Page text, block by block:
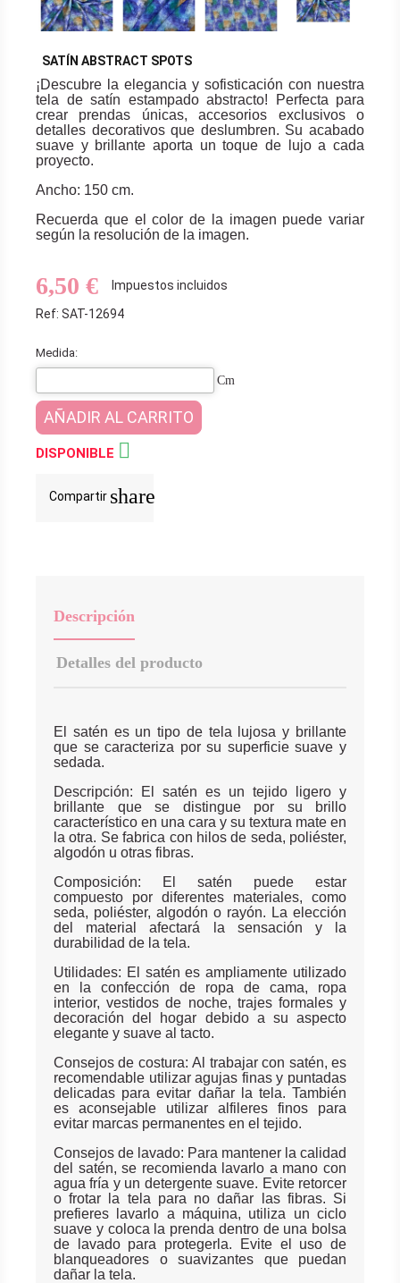
SATÍN ABSTRACT SPOTS
¡Descubre la elegancia y sofisticación con nuestra
tela de satín estampado abstracto! Perfecta para
crear prendas únicas, accesorios exclusivos o
detalles decorativos que deslumbren. Su acabado
suave y brillante aporta un toque de lujo a cada
proyecto.
Ancho: 150 cm.
Recuerda que el color de la imagen puede variar
según la resolución de la imagen.
6,50 €
Impuestos incluidos
Ref: SAT-12694
Medida:
Cm
AÑADIR AL CARRITO
DISPONIBLE 
Compartir share
Descripción
Detalles del producto
El satén es un tipo de tela lujosa y brillante
que se caracteriza por su superficie suave y
sedada.
Descripción: El satén es un tejido ligero y
brillante que se distingue por su brillo
característico en una cara y su textura mate en
la otra. Se fabrica con hilos de seda, poliéster,
algodón u otras fibras.
Composición: El satén puede estar
compuesto por diferentes materiales, como
seda, poliéster, algodón o rayón. La elección
del material afectará la sensación y la
durabilidad de la tela.
Utilidades: El satén es ampliamente utilizado
en la confección de ropa de cama, ropa
interior, vestidos de noche, trajes formales y
decoración del hogar debido a su aspecto
elegante y suave al tacto.
Consejos de costura: Al trabajar con satén, es
recomendable utilizar agujas finas y puntadas
delicadas para evitar dañar la tela. También
es aconsejable utilizar alfileres finos para
evitar marcas permanentes en el tejido.
Consejos de lavado: Para mantener la calidad
del satén, se recomienda lavarlo a mano con
agua fría y un detergente suave. Evite retorcer
o frotar la tela para no dañar las fibras. Si
prefieres lavarlo a máquina, utiliza un ciclo
suave y coloca la prenda dentro de una bolsa
de lavado para protegerla. Evite el uso de
blanqueadores o suavizantes que puedan
dañar la tela.